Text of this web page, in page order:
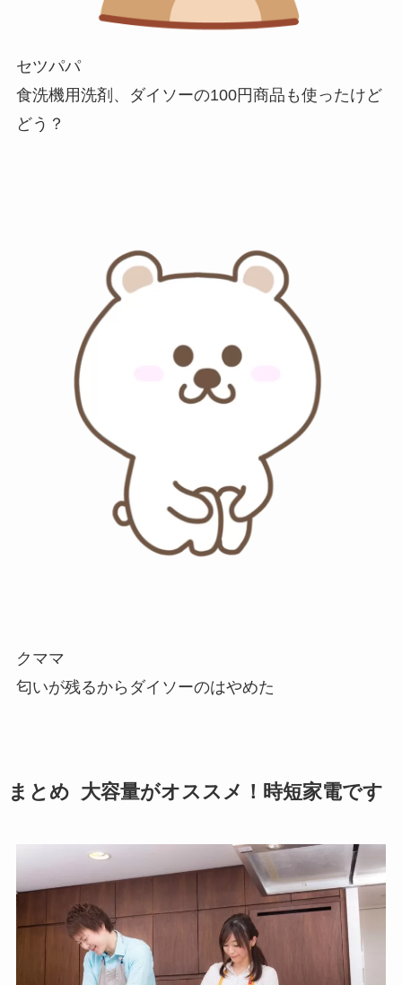
セツパパ
食洗機用洗剤、ダイソーの100円商品も使ったけど
どう？
クママ
匂いが残るからダイソーのはやめた
まとめ 大容量がオススメ！時短家電です